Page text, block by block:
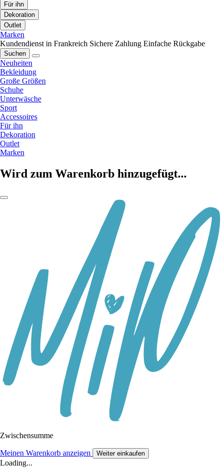
Für ihn
Dekoration
Outlet
Marken
Kundendienst in Frankreich Sichere Zahlung Einfache Rückgabe
Suchen
Neuheiten
Bekleidung
Große Größen
Schuhe
Unterwäsche
Sport
Accessoires
Für ihn
Dekoration
Outlet
Marken
Wird zum Warenkorb hinzugefügt...
Zwischensumme
Meinen Warenkorb anzeigen Weiter einkaufen
Loading...